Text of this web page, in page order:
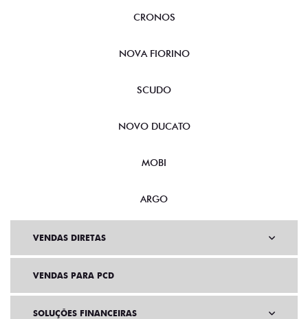
CRONOS
NOVA FIORINO
SCUDO
NOVO DUCATO
MOBI
ARGO
VENDAS DIRETAS
VENDAS PARA PCD
SOLUÇÕES FINANCEIRAS